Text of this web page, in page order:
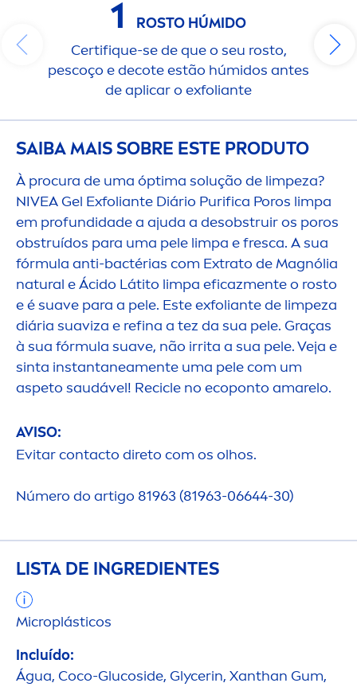
1
ROSTO HÚMIDO
Certifique-se de que o seu rosto,
pescoço e decote estão húmidos antes
de aplicar o exfoliante
SAIBA MAIS SOBRE ESTE PRODUTO
À procura de uma óptima solução de limpeza?
NIVEA Gel Exfoliante Diário Purifica Poros limpa
em profundidade a ajuda a desobstruir os poros
obstruídos para uma pele limpa e fresca. A sua
fórmula anti-bactérias com Extrato de Magnólia
natural e Ácido Látito limpa eficazmente o rosto
e é suave para a pele. Este exfoliante de limpeza
diária suaviza e refina a tez da sua pele. Graças
à sua fórmula suave, não irrita a sua pele. Veja e
sinta instantaneamente uma pele com um
aspeto saudável! Recicle no ecoponto amarelo.
AVISO:
Evitar contacto direto com os olhos.
Número do artigo 81963 (81963-06644-30)
LISTA DE INGREDIENTES
Microplásticos
Incluído:
Água, Coco-Glucoside, Glycerin, Xanthan Gum,